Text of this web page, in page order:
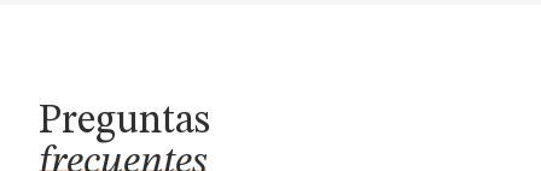
Preguntas
frecuentes